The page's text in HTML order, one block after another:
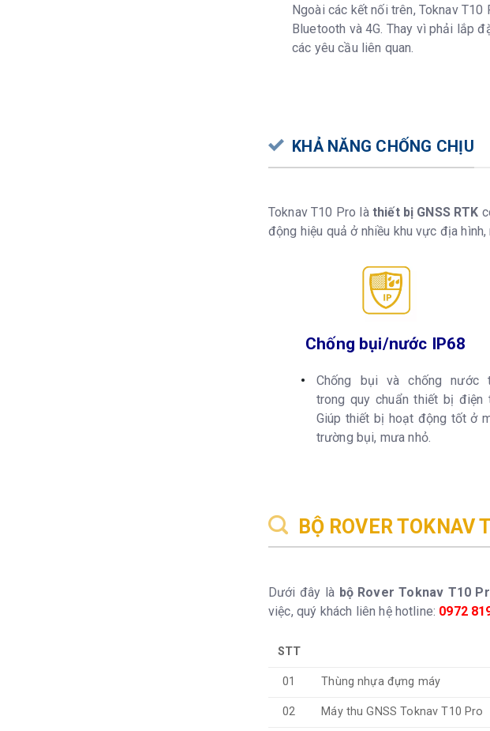
Ngoài các kết nối trên, Toknav
Bluetooth và 4G. Thay vì phải lắp
các yêu cầu liên quan.
KHẢ NĂNG CHỐNG CHỊU
Toknav T10 Pro là thiết bị GNSS RTK
động hiệu quả ở nhiều khu vực địa
Chống bụi/nước IP68
Chống bụi và chống nước
trong quy chuẩn thiết bị điện
Giúp thiết bị hoạt động tốt ở
trường bụi, mưa nhỏ.
BỘ ROVER TOKNAV
Dưới đây là bộ Rover Toknav T10
việc, quý khách liên hệ hotline: 0972
STT
01 Thùng nhựa đựng máy
02 Máy thu GNSS Toknav T10 Pro